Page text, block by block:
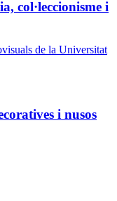
col·leccionisme i
de la Universitat
i nusos